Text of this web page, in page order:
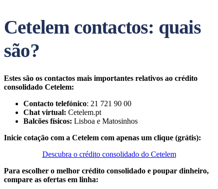
Cetelem contactos: quais
são?
Estes são os contactos mais importantes relativos ao crédito
consolidado Cetelem:
Contacto telefónico: 21 721 90 00
Chat virtual: Cetelem.pt
Balcões físicos: Lisboa e Matosinhos
Inicie cotação com a Cetelem com apenas um clique (grátis):
Descubra o crédito consolidado do Cetelem
Para escolher o melhor crédito consolidado e poupar dinheiro,
compare as ofertas em linha: